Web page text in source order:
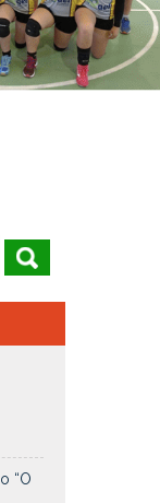
“O